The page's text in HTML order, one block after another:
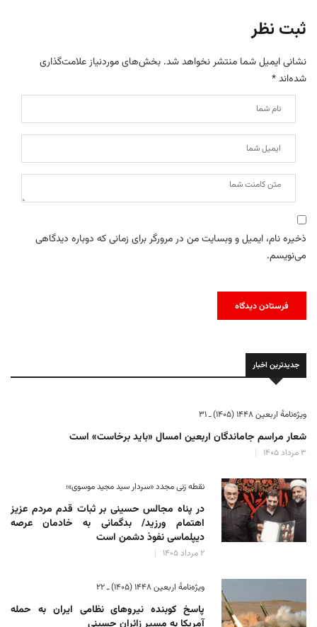
ثبت نظر
نشانی ایمیل شما منتشر نخواهد شد. بخش‌های موردنیاز علامت‌گذاری
شده‌اند*
ذخیره نام، ایمیل و وبسایت من در مرورگر برای زمانی که دوباره دیدگاهی
می‌نویسم.
جدیدترین اخبار
ویژه‌نامهٔ اربعین ۱۴۴۸ (۱۴۰۵) ـ ۳۱
شعار مراسم جاماندگان اربعین امسال «باید برخاست» است
۳ مرداد ۱۴۰۵
نقطه زنی مجدد «سردار سید مجید موسوی»؛
در پناه مجالس حسینی بر ثبات‌ قدم مردم عزیز
اهتمام ورزید/ بدگمانی به خادمان عرصه
دیپلماسی نفوذ دشمن است
۲ مرداد ۱۴۰۵
ویژه‌نامهٔ اربعین ۱۴۴۸ (۱۴۰۵) ـ ۲۲
پاسخ کوبنده نیروهای نظامی ایران به حمله
آمریکا به مسیر زائران حسینی